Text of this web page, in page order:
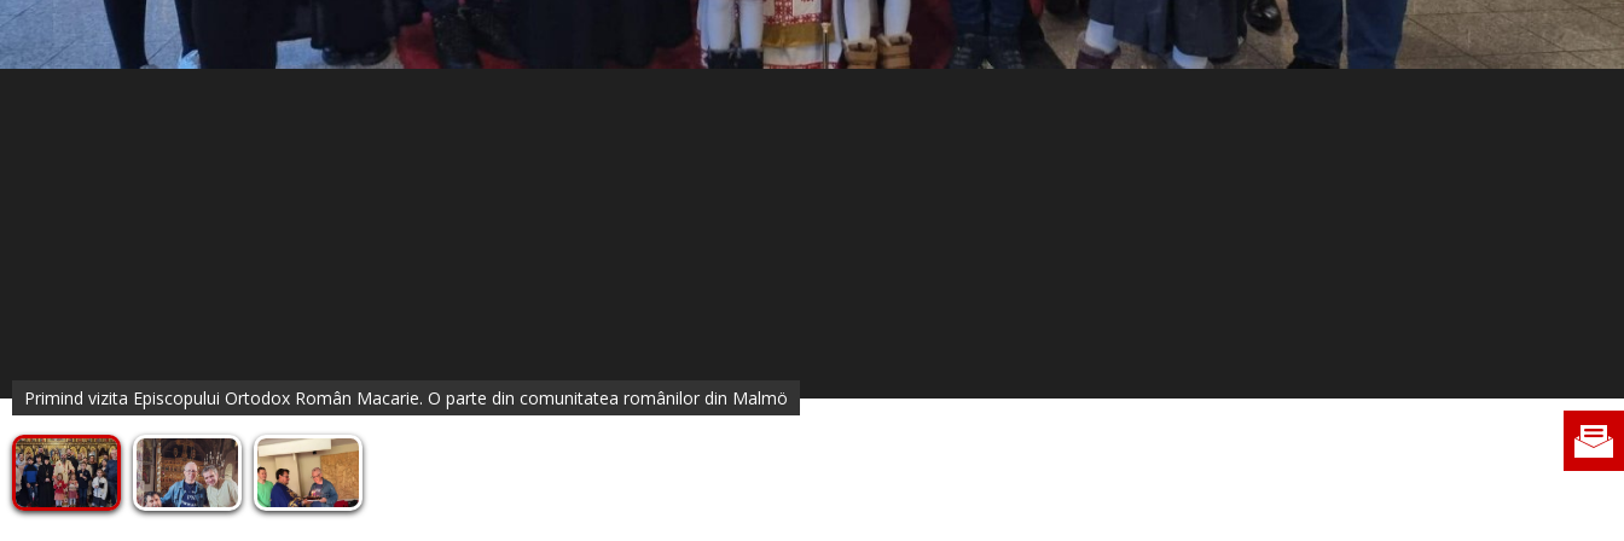
Primind vizita Episcopului Ortodox Român Macarie. O parte din comunitatea românilor din Malmö